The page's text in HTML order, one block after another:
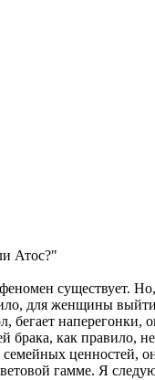
Атос?"
существует.
для женщины
брака, как правило,
ценностей,
гамме. Я